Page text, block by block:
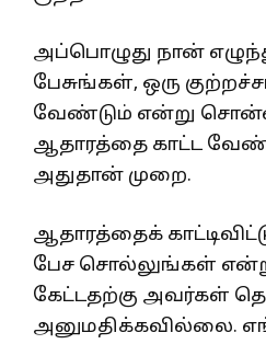
அப்பொழுது நான்
பேசுங்கள், ஒரு
வேண்டும் என்று
ஆதாரத்தை காட்ட
அதுதான் முறை.
ஆதாரத்தைக்
பேச சொல்லுங்கள்
கேட்டதற்கு அவர்கள்
அனுமதிக்கவில்லை.